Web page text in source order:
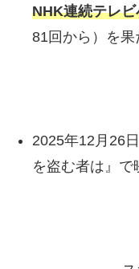
NHK連続テレ
81回から）を果
2025年12月26
を盗む者は』で